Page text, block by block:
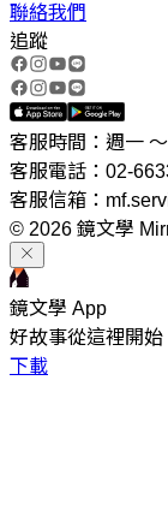
聯絡我們
追蹤
客服時間：週一
客服電話：02-
客服信箱：
© 2026 鏡文學
鏡文學 App
好故事從這裡開始
下載